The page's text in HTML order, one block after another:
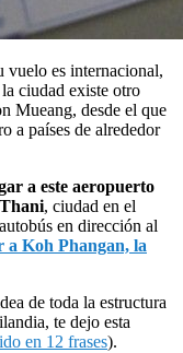
vuelo es internacional,
ciudad existe otro
Mueang, desde el que
a países de alrededor
a este aeropuerto
, ciudad en el
en dirección al
a Koh Phangan, la
de toda la estructura
te dejo esta
en 12 frases).